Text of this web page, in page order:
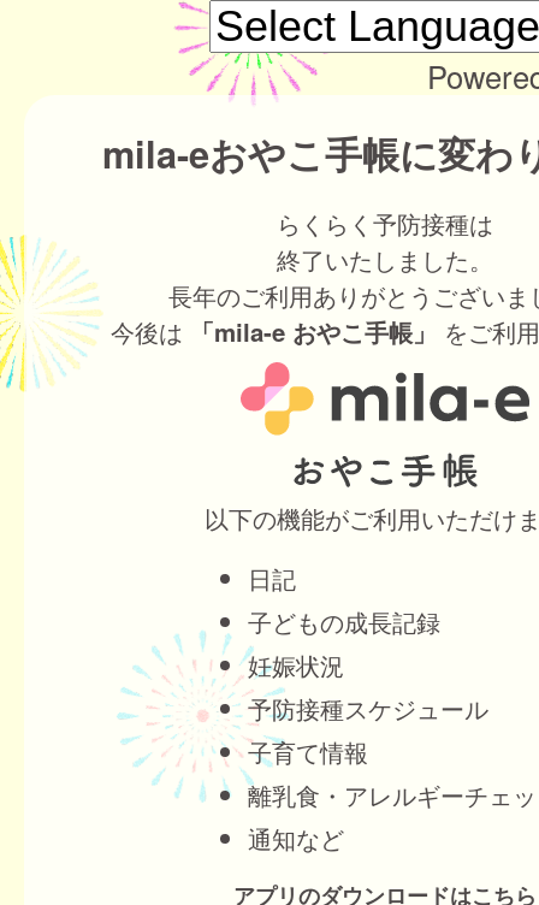
mila-eおやこ手帳に変わ
らくらく予防接種は
終了いたしました。
長年のご利用ありがとうございま
今後は
「mila-e おやこ手帳」 をご利
以下の機能がご利用いただけ
日記
子どもの成長記録
妊娠状況
予防接種スケジュール
子育て情報
離乳食・アレルギーチェ
通知など
アプリのダウンロードはこちら